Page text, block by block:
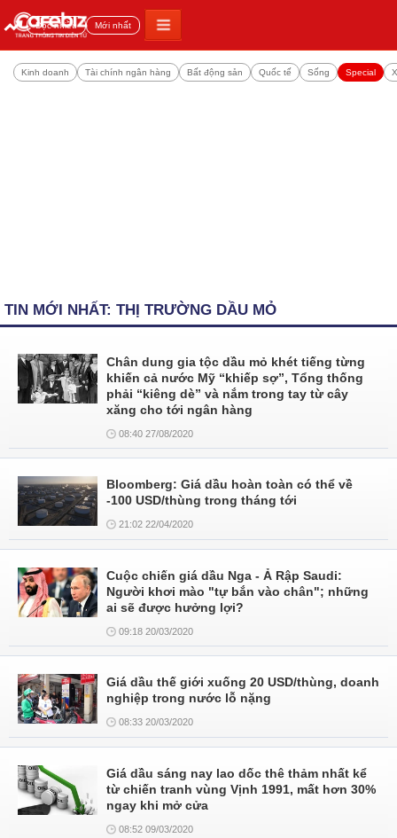
Đọc nhiều Mới nhất
Kinh doanh Tài chính ngân hàng Bất động sản Quốc tế Sống Special
TIN MỚI NHẤT: THỊ TRƯỜNG DẦU MỎ
Chân dung gia tộc dầu mỏ khét tiếng từng
khiến cả nước Mỹ “khiếp sợ”, Tổng thống
phải “kiêng dè” và nắm trong tay từ cây
xăng cho tới ngân hàng
08:40 27/08/2020
Bloomberg: Giá dầu hoàn toàn có thể về
-100 USD/thùng trong tháng tới
21:02 22/04/2020
Cuộc chiến giá dầu Nga - Ả Rập Saudi:
Người khơi mào "tự bắn vào chân"; những
ai sẽ được hưởng lợi?
09:18 20/03/2020
Giá dầu thế giới xuống 20 USD/thùng, doanh
nghiệp trong nước lỗ nặng
08:33 20/03/2020
Giá dầu sáng nay lao dốc thê thảm nhất kể
từ chiến tranh vùng Vịnh 1991, mất hơn 30%
ngay khi mở cửa
08:52 09/03/2020